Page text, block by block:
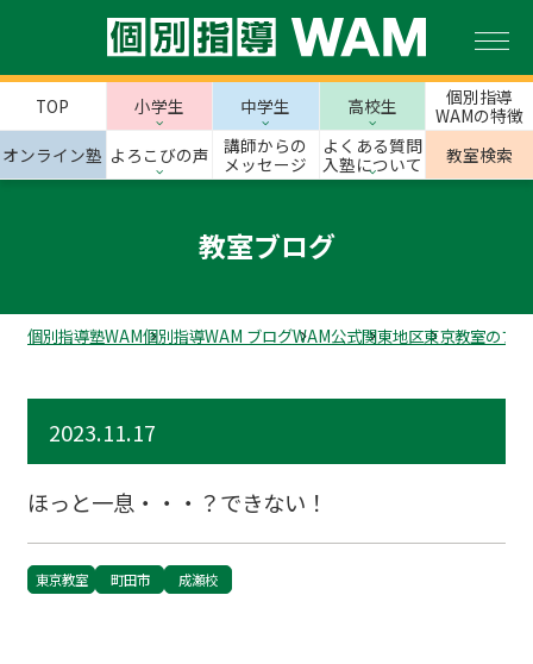
TOP 小学生 中学生 高校生
個別指導
WAMの特徴
オンライン塾 よろこびの声
講師からの
メッセージ
よくある質問
入塾について
教室検索
教室ブログ
個別指導塾WAM個別指導WAM ブログWAM公式関東地区東京教室のブ
2023.11.17
ほっと一息・・・？できない！
東京教室 町田市 成瀬校